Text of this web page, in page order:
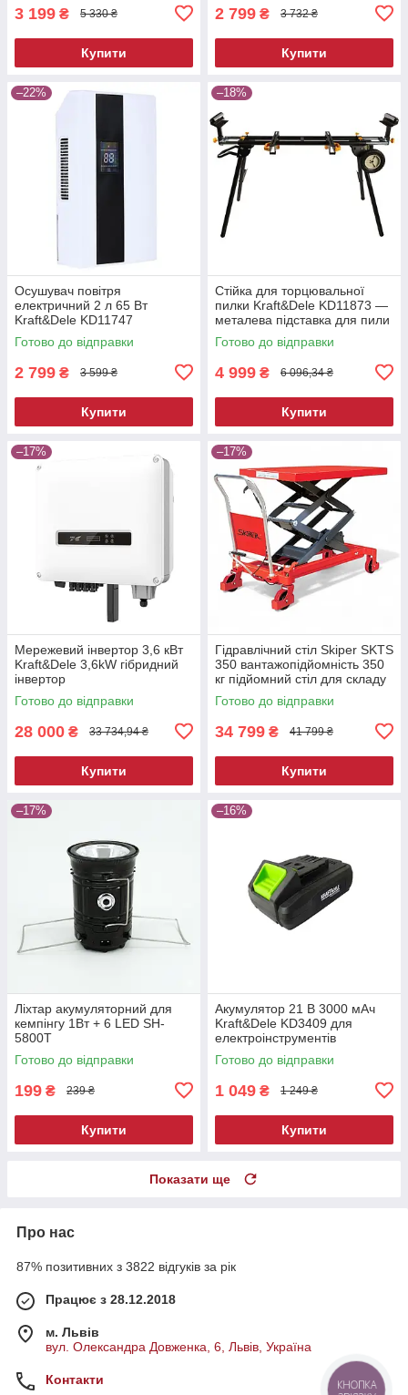
3 199 ₴ 5 330 ₴
Купити
2 799 ₴ 3 732 ₴
Купити
–22%
Осушувач повітря
електричний 2 л 65 Вт
Kraft&Dele KD11747
побутовий вологопоглинач
Готово до відправки
2 799 ₴ 3 599 ₴
Купити
–18%
Стійка для торцювальної
пилки Kraft&Dele KD11873 —
металева підставка для пили
Готово до відправки
4 999 ₴ 6 096,34 ₴
Купити
–17%
Мережевий інвертор 3,6 кВт
Kraft&Dele 3,6kW гібридний
інвертор
Готово до відправки
28 000 ₴ 33 734,94 ₴
Купити
–17%
Гідравлічний стіл Skiper SKTS
350 вантажопідйомність 350
кг підйомний стіл для складу
та СТО
Готово до відправки
34 799 ₴ 41 799 ₴
Купити
–17%
Ліхтар акумуляторний для
кемпінгу 1Вт + 6 LED SH-
5800T
Готово до відправки
199 ₴ 239 ₴
Купити
–16%
Акумулятор 21 В 3000 мАч
Kraft&Dele KD3409 для
електроінструментів
Готово до відправки
1 049 ₴ 1 249 ₴
Купити
Показати ще
Про нас
87% позитивних з 3822 відгуків за рік
Працює з 28.12.2018
м. Львів
вул. Олександра Довженка, 6, Львів, Україна
Контакти
КНОПКА